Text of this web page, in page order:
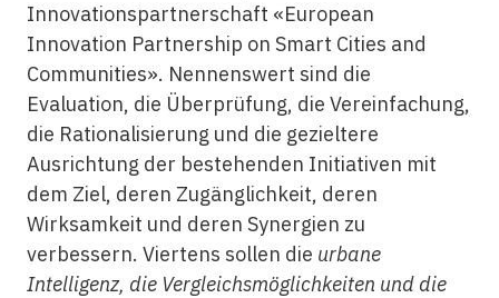
Innovationspartnerschaft «European
Innovation Partnership on Smart Cities and
Communities». Nennenswert sind die
Evaluation, die Überprüfung, die Vereinfachung,
die Rationalisierung und die gezieltere
Ausrichtung der bestehenden Initiativen mit
dem Ziel, deren Zugänglichkeit, deren
Wirksamkeit und deren Synergien zu
verbessern. Viertens sollen die urbane
Intelligenz, die Vergleichsmöglichkeiten und die